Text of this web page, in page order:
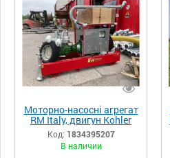
Моторно-насосні агрегат
RM Italy, двигун Kohler
2504M 4 циліндра HP 46 і
насоса Rovatti F43
K100H/2
Код: 1834395207
В наличии